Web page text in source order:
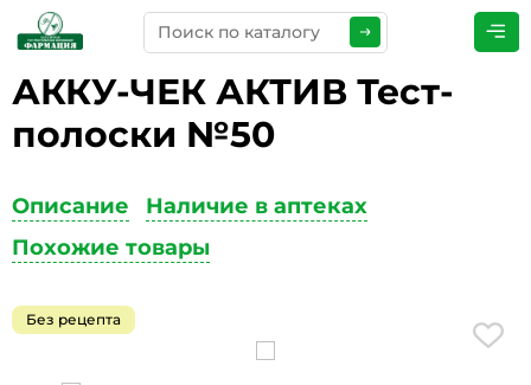
АККУ-ЧЕК АКТИВ Тест-
полоски №50
Описание
Наличие в аптеках
Похожие товары
Без рецепта
ПРЕДСТАВЬТЕСЬ *
ТЕЛЕФОН*
ЭЛЕКТРОННАЯ ПОЧТА